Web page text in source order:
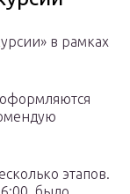
в рамках
этапов.